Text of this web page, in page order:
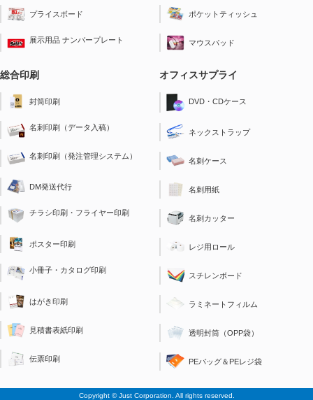
プライスボード
展示用品 ナンバープレート
ポケットティッシュ
マウスパッド
総合印刷
封筒印刷
名刺印刷（データ入稿）
名刺印刷（発注管理システム）
DM発送代行
チラシ印刷・フライヤー印刷
ポスター印刷
小冊子・カタログ印刷
はがき印刷
見積書表紙印刷
伝票印刷
オフィスサプライ
DVD・CDケース
ネックストラップ
名刺ケース
名刺用紙
名刺カッター
レジ用ロール
スチレンボード
ラミネートフィルム
透明封筒（OPP袋）
PEバッグ＆PEレジ袋
Copyright © Just Corporation. All rights reserved.